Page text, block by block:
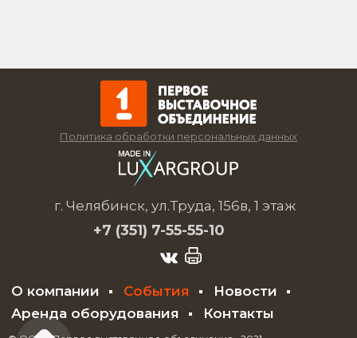
Политика обработки персональных данных
г. Челябинск, ул.Труда, 156в, 1 этаж
+7 (351) 7-55-55-10
О компании События
Новости
Аренда оборудования
Контакты